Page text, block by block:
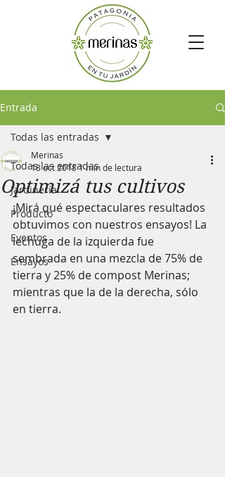
Entrada
Todas las entradas
Jardinería
Producto
Eventos
Ensayos
Todas las entradas
Optimizá tus cultivos
Merinas
18 oct 20181 min de lectura
¡Mirá qué espectaculares resultados
obtuvimos con nuestros ensayos! La
lechuga de la izquierda fue
sembrada en una mezcla de 75% de
tierra y 25% de compost Merinas;
mientras que la de la derecha, sólo
en tierra.